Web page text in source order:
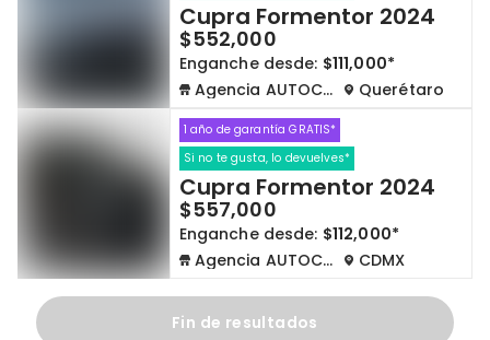
Con garantía
Borrar todo Ver autos
Cupra Formentor 2024
$552,000
Enganche desde: $111,000*
Agencia AUTOCOM
Querétaro
1 año de garantía GRATIS*
Si no te gusta, lo devuelves*
Cupra Formentor 2024
$557,000
Enganche desde: $112,000*
Agencia AUTOCOM
CDMX
Fin de resultados